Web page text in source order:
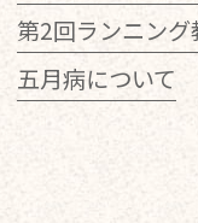
第2回ランニング
五月病について